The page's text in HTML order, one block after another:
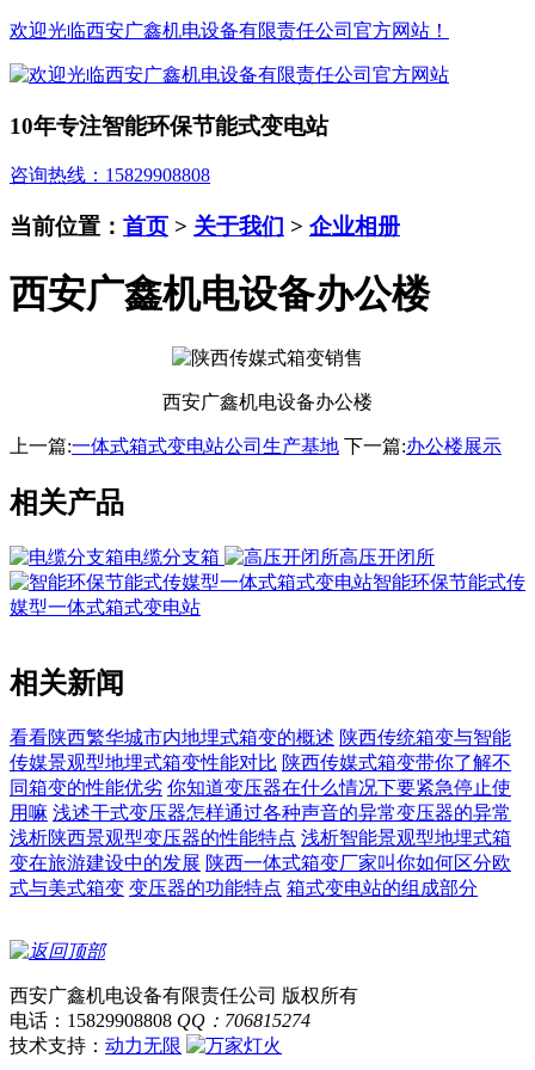
欢迎光临西安广鑫机电设备有限责任公司官方网站！
10年专注智能环保节能式变电站
咨询热线：15829908808
当前位置： 首页 > 关于我们 > 企业相册
西安广鑫机电设备办公楼
西安广鑫机电设备办公楼
上一篇:一体式箱式变电站公司生产基地 下一篇:办公楼展示
相关产品
电缆分支箱
高压开闭所
智能环保节能式传
媒型一体式箱式变电站
相关新闻
看看陕西繁华城市内地埋式箱变的概述 陕西传统箱变与智能
传媒景观型地埋式箱变性能对比 陕西传媒式箱变带你了解不
同箱变的性能优劣 你知道变压器在什么情况下要紧急停止使
用嘛 浅述干式变压器怎样通过各种声音的异常变压器的异常
浅析陕西景观型变压器的性能特点 浅析智能景观型地埋式箱
变在旅游建设中的发展 陕西一体式箱变厂家叫你如何区分欧
式与美式箱变 变压器的功能特点 箱式变电站的组成部分
西安广鑫机电设备有限责任公司 版权所有
电话：15829908808 QQ：706815274
技术支持： 动力无限